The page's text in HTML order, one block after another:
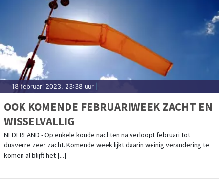
18 februari 2023, 23:38 uur
OOK KOMENDE FEBRUARIWEEK ZACHT EN
WISSELVALLIG
NEDERLAND - Op enkele koude nachten na verloopt februari tot
dusverre zeer zacht. Komende week lijkt daarin weinig verandering te
komen al blijft het [...]